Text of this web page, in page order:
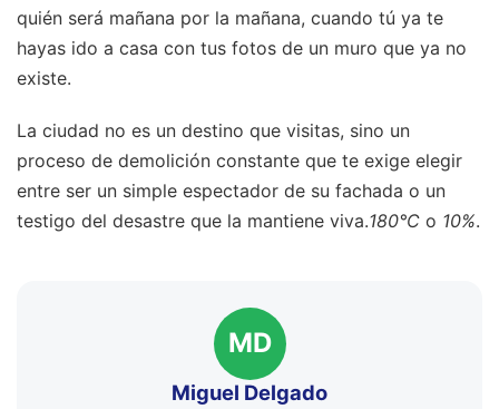
quién será mañana por la mañana, cuando tú ya te
hayas ido a casa con tus fotos de un muro que ya no
existe.
La ciudad no es un destino que visitas, sino un
proceso de demolición constante que te exige elegir
entre ser un simple espectador de su fachada o un
testigo del desastre que la mantiene viva.180°C o 10%.
MD
Miguel Delgado